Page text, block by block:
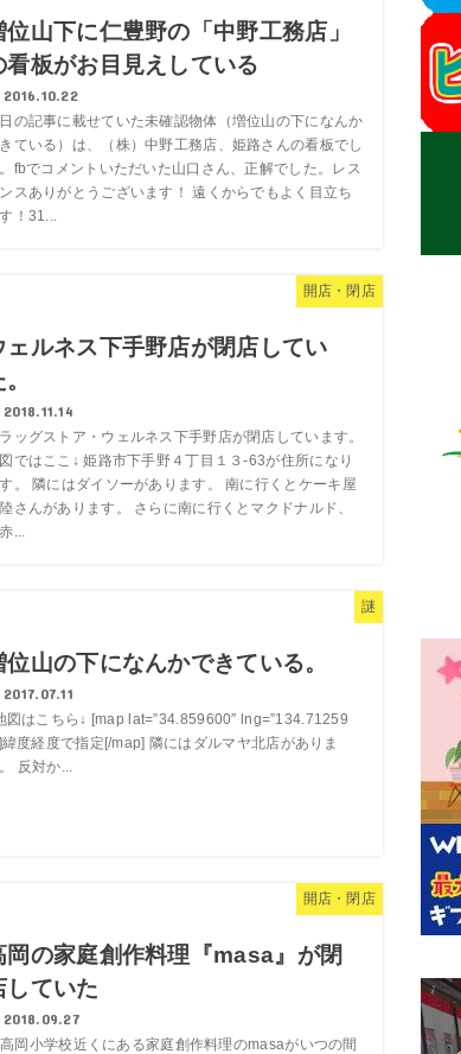
位山下に仁豊野の「中野工務店」
看板がお目見えしている
2016.10.22
の記事に載せていた未確認物体（増位山の下になんか
ている）は、（株）中野工務店、姫路さんの看板でし
fbでコメントいただいた山口さん、正解でした。レス
スありがとうございます！ 遠くからでもよく目立ち
！31...
開店・閉店
ェルネス下手野店が閉店してい
2018.11.14
ラッグストア・ウェルネス下手野店が閉店しています。
ではここ↓ 姫路市下手野４丁目１３-63が住所になり
。 隣にはダイソーがあります。 南に行くとケーキ屋
さんがあります。 さらに南に行くとマクドナルド、
...
謎
位山の下になんかできている。
2017.07.11
図はこちら↓ [map lat=”34.859600″ lng=”134.71259
緯度経度で指定[/map] 隣にはダルマヤ北店がありま
反対か...
開店・閉店
岡の家庭創作料理『masa』が閉
していた
2018.09.27
岡小学校近くにある家庭創作料理のmasaがいつの間